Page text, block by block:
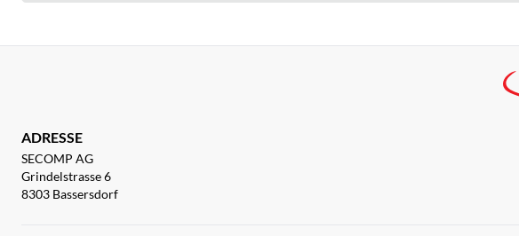
ADRESSE
SECOMP AG
Grindelstrasse 6
8303 Bassersdorf